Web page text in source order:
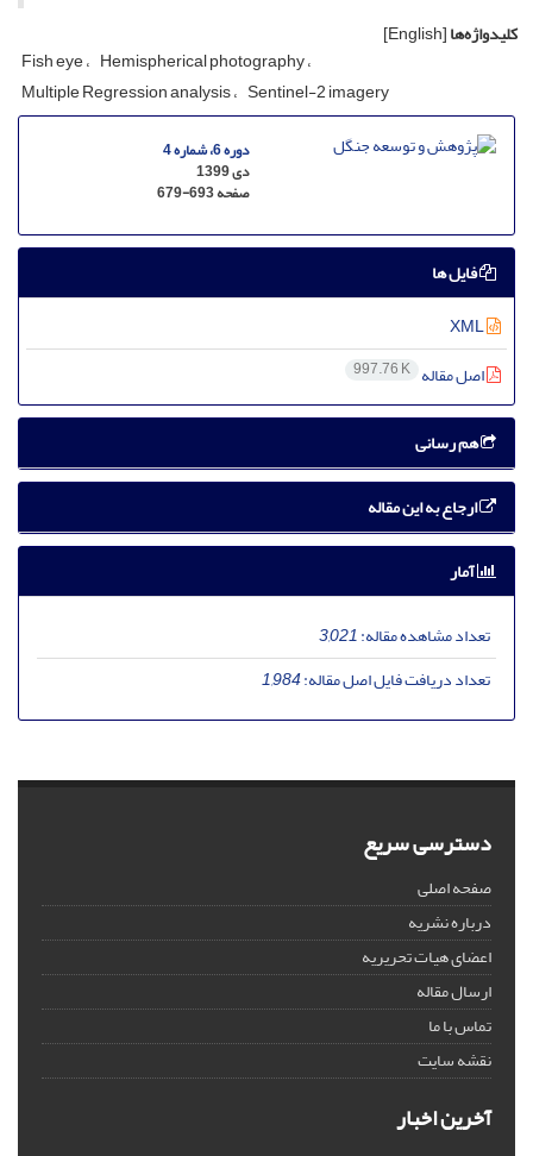
کلیدواژه‌ها[English]
Fish eye Hemispherical photography
Multiple Regression analysis Sentinel-2 imagery
دوره 6، شماره 4
دی 1399
صفحه679-693
فایل ها
اصل مقاله 997.76 K
هم رسانی
ارجاع به این مقاله
آمار
تعداد مشاهده مقاله:3,021
تعداد دریافت فایل اصل مقاله:1,984
دسترسی سریع
صفحه اصلی
درباره نشریه
اعضای هیات تحریریه
ارسال مقاله
تماس با ما
نقشه سایت
آخرین اخبار